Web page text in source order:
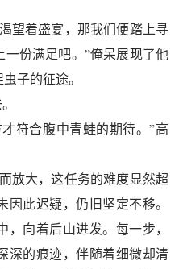
望着盛宴，那我们便踏上寻
份满足吧。”俺呆展现了他
子的征途。
符合腹中青蛙的期待。”高
放大，这任务的难度显然超
此迟疑，仍旧坚定不移。
向着后山进发。每一步，
深的痕迹，伴随着细微却清